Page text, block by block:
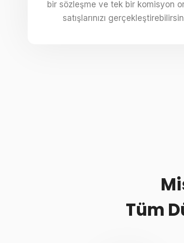
bir sözleşme ve tek bir komisyon
satışlarınızı
Tüm